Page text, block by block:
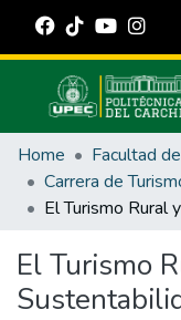
Communities &
All of DSpace
Statistics
Estadísticas
Manuales
Home
El Turismo